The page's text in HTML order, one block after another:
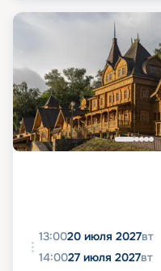
13:0020 июля 2027вт
14:0027 июля 2027вт